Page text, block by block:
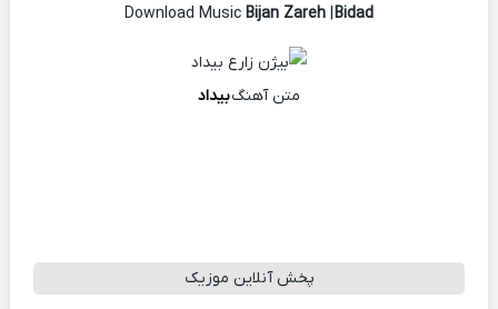
Download Music
Bijan Zareh|Bidad
متن آهنگبیداد
پخش آنلاین موزیک